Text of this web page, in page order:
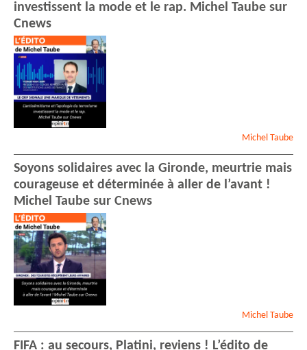
investissent la mode et le rap. Michel Taube sur
Cnews
Michel Taube
Soyons solidaires avec la Gironde, meurtrie mais
courageuse et déterminée à aller de l’avant !
Michel Taube sur Cnews
Michel Taube
FIFA : au secours, Platini, reviens ! L’édito de